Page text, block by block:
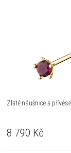
Zlaté náušnice a
8 790 Kč